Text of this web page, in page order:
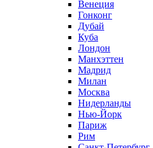
Венеция
Гонконг
Дубай
Куба
Лондон
Манхэттен
Мадрид
Милан
Москва
Нидерланды
Нью-Йорк
Париж
Рим